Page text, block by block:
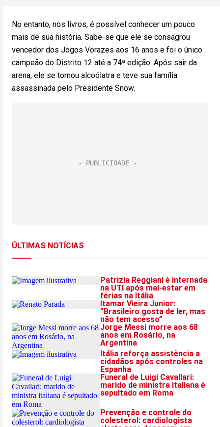
No entanto, nos livros, é possível conhecer um pouco
mais de sua história. Sabe-se que ele se consagrou
vencedor dos Jogos Vorazes aos 16 anos e foi o único
campeão do Distrito 12 até a 74ª edição. Após sair da
arena, ele se tornou alcoólatra e teve sua família
assassinada pelo Presidente Snow.